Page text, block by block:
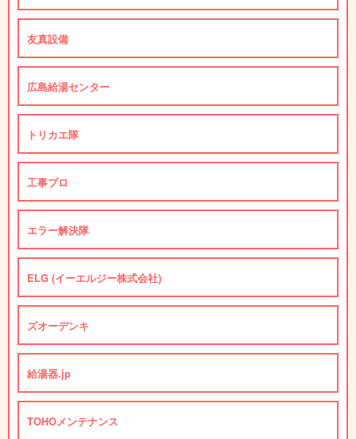
友真設備
広島給湯センター
トリカエ隊
工事プロ
エラー解決隊
ELG (イーエルジー株式会社)
ズオーデンキ
給湯器.jp
TOHOメンテナンス